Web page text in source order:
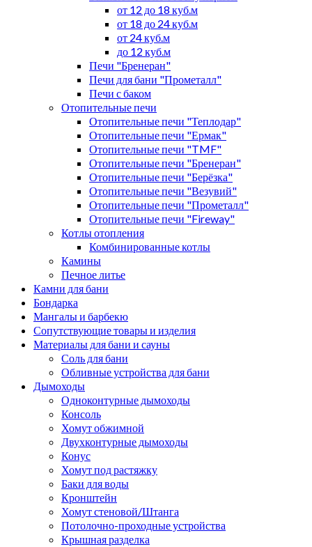
от 12 до 18 куб.м
от 18 до 24 куб.м
от 24 куб.м
до 12 куб.м
Печи "Бренеран"
Печи для бани "Прометалл"
Печи с баком
Отопительные печи
Отопительные печи "Теплодар"
Отопительные печи "Ермак"
Отопительные печи "TMF"
Отопительные печи "Бренеран"
Отопительные печи "Берёзка"
Отопительные печи "Везувий"
Отопительные печи "Прометалл"
Отопительные печи "Fireway"
Котлы отопления
Комбинированные котлы
Камины
Печное литье
Камни для бани
Бондарка
Мангалы и барбекю
Сопутствующие товары и изделия
Материалы для бани и сауны
Соль для бани
Обливные устройства для бани
Дымоходы
Одноконтурные дымоходы
Консоль
Хомут обжимной
Двухконтурные дымоходы
Конус
Хомут под растяжку
Баки для воды
Кронштейн
Хомут стеновой/Штанга
Потолочно-проходные устройства
Крышная разделка